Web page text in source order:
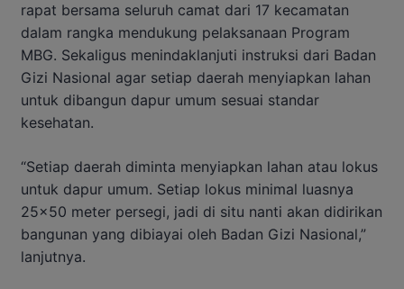
rapat bersama seluruh camat dari 17 kecamatan
dalam rangka mendukung pelaksanaan Program
MBG. Sekaligus menindaklanjuti instruksi dari Badan
Gizi Nasional agar setiap daerah menyiapkan lahan
untuk dibangun dapur umum sesuai standar
kesehatan.
“Setiap daerah diminta menyiapkan lahan atau lokus
untuk dapur umum. Setiap lokus minimal luasnya
25×50 meter persegi, jadi di situ nanti akan didirikan
bangunan yang dibiayai oleh Badan Gizi Nasional,”
lanjutnya.